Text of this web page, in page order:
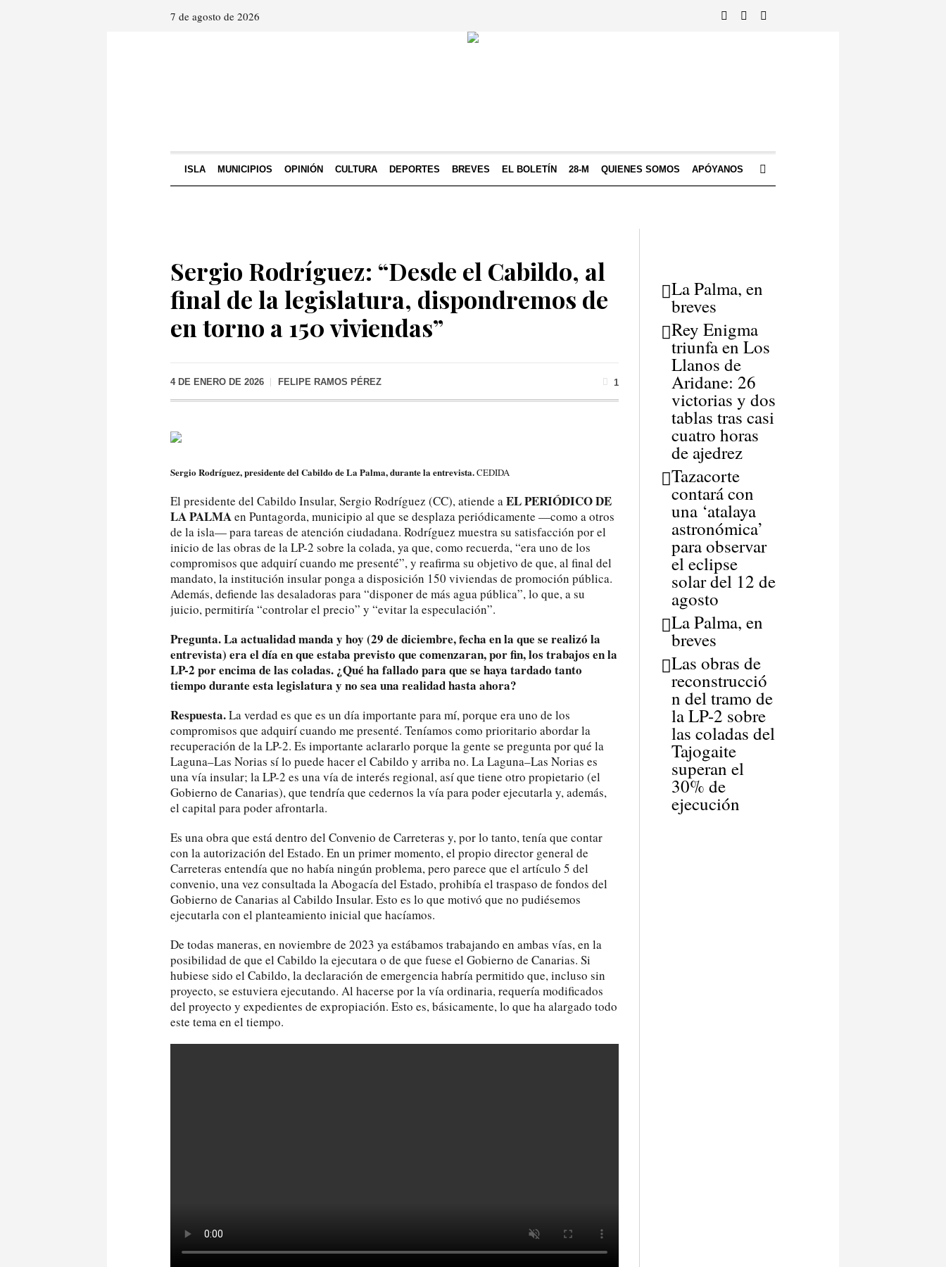
7 de agosto de 2026
ISLA MUNICIPIOS OPINIÓN CULTURA DEPORTES BREVES EL BOLETÍN 28-M QUIENES SOMOS APÓYANOS
Sergio Rodríguez: “Desde el Cabildo, al
final de la legislatura, dispondremos de
en torno a 150 viviendas”
4 DE ENERO DE 2026 FELIPE RAMOS PÉREZ 1
Sergio Rodríguez, presidente del Cabildo de La Palma, durante la entrevista.CEDIDA
El presidente del Cabildo Insular, Sergio Rodríguez (CC), atiende aEL PERIÓDICO DE
LA PALMAen Puntagorda, municipio al que se desplaza periódicamente —como a otros
de la isla— para tareas de atención ciudadana. Rodríguez muestra su satisfacción por el
inicio de las obras de la LP-2 sobre la colada, ya que, como recuerda, “era uno de los
compromisos que adquirí cuando me presenté”, y reafirma su objetivo de que, al final del
mandato, la institución insular ponga a disposición 150 viviendas de promoción pública.
Además, defiende las desaladoras para “disponer de más agua pública”, lo que, a su
juicio, permitiría “controlar el precio” y “evitar la especulación”.
Pregunta. La actualidad manda y hoy (29 de diciembre, fecha en la que se realizó la
entrevista) era el día en que estaba previsto que comenzaran, por fin, los trabajos en la
LP-2 por encima de las coladas. ¿Qué ha fallado para que se haya tardado tanto
tiempo durante esta legislatura y no sea una realidad hasta ahora?
Respuesta.La verdad es que es un día importante para mí, porque era uno de los
compromisos que adquirí cuando me presenté. Teníamos como prioritario abordar la
recuperación de la LP-2. Es importante aclararlo porque la gente se pregunta por qué la
Laguna–Las Norias sí lo puede hacer el Cabildo y arriba no. La Laguna–Las Norias es
una vía insular; la LP-2 es una vía de interés regional, así que tiene otro propietario (el
Gobierno de Canarias), que tendría que cedernos la vía para poder ejecutarla y, además,
el capital para poder afrontarla.
Es una obra que está dentro del Convenio de Carreteras y, por lo tanto, tenía que contar
con la autorización del Estado. En un primer momento, el propio director general de
Carreteras entendía que no había ningún problema, pero parece que el artículo 5 del
convenio, una vez consultada la Abogacía del Estado, prohibía el traspaso de fondos del
Gobierno de Canarias al Cabildo Insular. Esto es lo que motivó que no pudiésemos
ejecutarla con el planteamiento inicial que hacíamos.
De todas maneras, en noviembre de 2023 ya estábamos trabajando en ambas vías, en la
posibilidad de que el Cabildo la ejecutara o de que fuese el Gobierno de Canarias. Si
hubiese sido el Cabildo, la declaración de emergencia habría permitido que, incluso sin
proyecto, se estuviera ejecutando. Al hacerse por la vía ordinaria, requería modificados
del proyecto y expedientes de expropiación. Esto es, básicamente, lo que ha alargado todo
este tema en el tiempo.
La Palma, en
breves
Rey Enigma
triunfa en Los
Llanos de
Aridane: 26
victorias y dos
tablas tras casi
cuatro horas
de ajedrez
Tazacorte
contará con
una ‘atalaya
astronómica’
para observar
el eclipse
solar del 12 de
agosto
La Palma, en
breves
Las obras de
reconstrucció
n del tramo de
la LP-2 sobre
las coladas del
Tajogaite
superan el
30% de
ejecución